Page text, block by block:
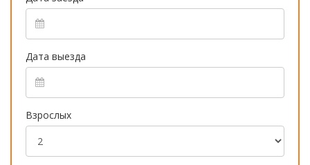
Дата выезда
Взрослых